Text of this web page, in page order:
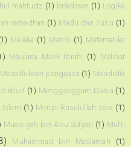
mahfudz (1) lockdown (1) Logika
ramadhan (1) Madu dan Susu (1)
Malaka (1) Mandi (1) Matematika
Maulana Malik Ibrahi (1) Melihat
Menaklukkan penguasa (1) Mendidik
(1) Menggenggam Dunia (1)
Islam (1) Mimpi Rasulullah saw (1)
Muawiyah bin Abu Sofyan (1) Mufti
Muhammad bin Maslamah
(1)